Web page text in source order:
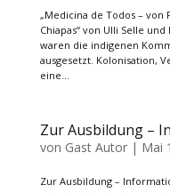
„Medicina de Todos –
Chiapas“ von Ulli Selle
waren die indigenen
ausgesetzt. Kolonisation,
eine...
Zur Ausbildung –
von Gast Autor| Mai
Zur Ausbildung –